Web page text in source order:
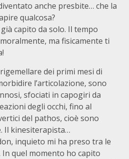
anche presbite… che la
qualcosa?
già capito da solo. Il tempo
ma fisicamente ti
dei primi mesi di
l’articolazione, sono
sfociati in capogiri da
degli occhi, fino al
del pathos, cioè sono
Il kinesiterapista…
inquieto mi ha preso tra le
In quel momento ho capito